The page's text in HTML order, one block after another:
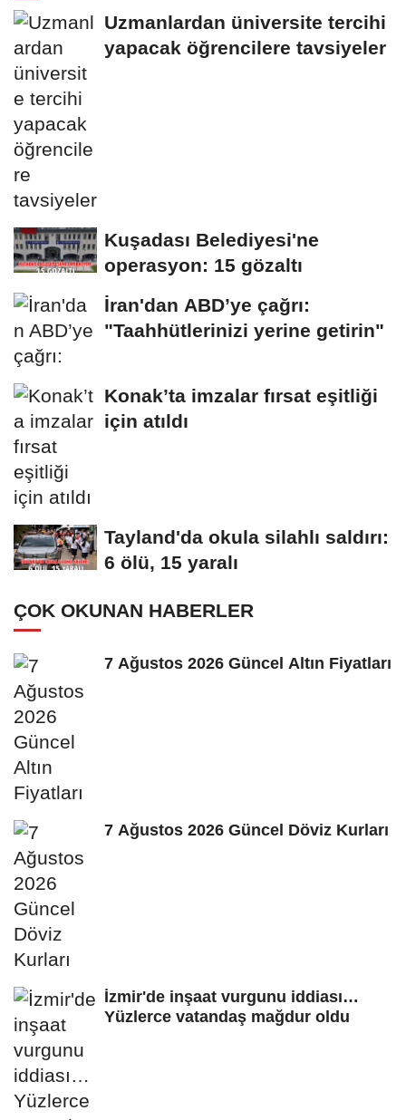
Uzmanlardan üniversite tercihi
yapacak öğrencilere tavsiyeler
Kuşadası Belediyesi'ne
operasyon: 15 gözaltı
İran'dan ABD’ye çağrı:
"Taahhütlerinizi yerine getirin"
Konak’ta imzalar fırsat eşitliği
için atıldı
Tayland'da okula silahlı saldırı:
6 ölü, 15 yaralı
ÇOK OKUNAN HABERLER
7 Ağustos 2026 Güncel Altın Fiyatları
7 Ağustos 2026 Güncel Döviz Kurları
İzmir'de inşaat vurgunu iddiası…
Yüzlerce vatandaş mağdur oldu